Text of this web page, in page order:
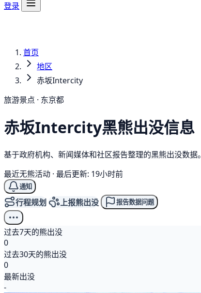
登录
首页
地区
赤坂Intercity
旅游景点 · 东京都
赤坂Intercity黑熊出没信息
基于政府机构、新闻媒体和社区报告整理的黑熊出没数据。
最近无熊活动 · 最后更新: 19小时前
通知
行程规划 上报熊出没 报告数据问题
过去7天的熊出没
0
过去30天的熊出没
0
最新出没
-